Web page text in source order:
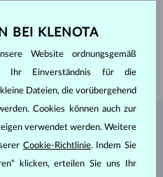
0.18 ct
KLENOTA ATELIER
BEI KLENOTA
Website ordnungsgemäß
Ihr Einverständnis für die
Dateien, die vorübergehend
Cookies können auch zur
verwendet werden. Weitere
Cookie-Richtlinie. Indem Sie
klicken, erteilen Sie uns Ihr